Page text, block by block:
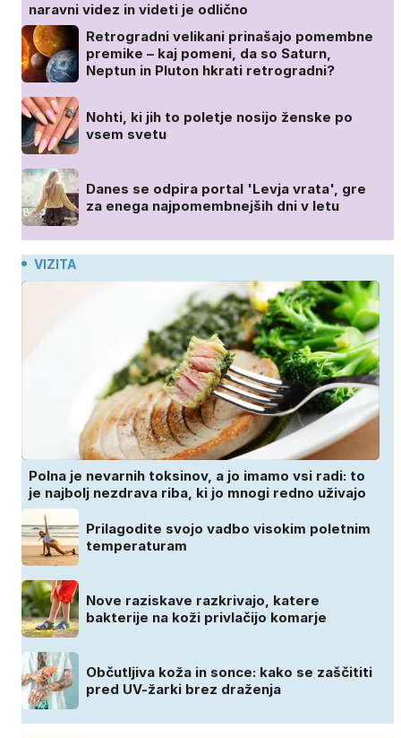
naravni videz in videti je odlično
Retrogradni velikani prinašajo pomembne
premike – kaj pomeni, da so Saturn,
Neptun in Pluton hkrati retrogradni?
Nohti, ki jih to poletje nosijo ženske po
vsem svetu
Danes se odpira portal 'Levja vrata', gre
za enega najpomembnejših dni v letu
VIZITA
Polna je nevarnih toksinov, a jo imamo vsi radi: to
je najbolj nezdrava riba, ki jo mnogi redno uživajo
Prilagodite svojo vadbo visokim poletnim
temperaturam
Nove raziskave razkrivajo, katere
bakterije na koži privlačijo komarje
Občutljiva koža in sonce: kako se zaščititi
pred UV-žarki brez draženja